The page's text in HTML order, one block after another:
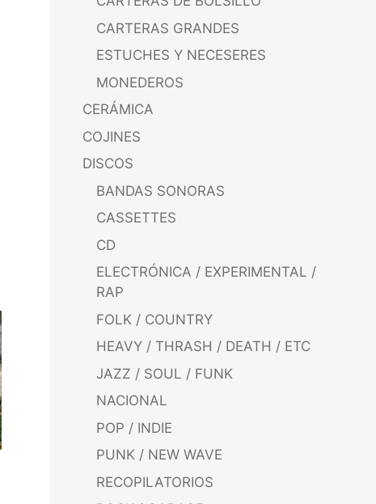
CARTERAS GRANDES
ESTUCHES Y NECESERES
MONEDEROS
CERÁMICA
COJINES
DISCOS
BANDAS SONORAS
CASSETTES
CD
ELECTRÓNICA / EXPERIMENTAL /
RAP
FOLK / COUNTRY
HEAVY / THRASH / DEATH / ETC
JAZZ / SOUL / FUNK
NACIONAL
POP / INDIE
PUNK / NEW WAVE
RECOPILATORIOS